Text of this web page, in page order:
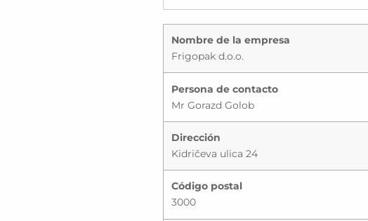
Nombre de la empresa
Frigopak d.o.o.
Persona de contacto
Mr Gorazd Golob
Dirección
Kidričeva ulica 24
Código postal
3000